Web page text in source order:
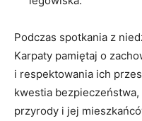
Podczas spotkania z
Karpaty pamiętaj o
i respektowania ich
kwestia
przyrody i jej